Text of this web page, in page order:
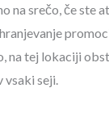
na srečo, če ste
na tej lokaciji
vsaki seji.